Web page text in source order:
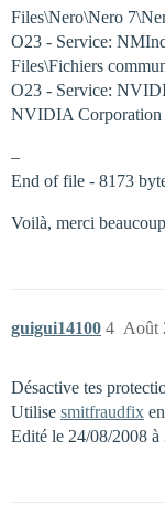
Files\Nero\Nero
O23 - Service:
Files\Fichiers
O23 - Service:
NVIDIA Corporation
–
End of file - 8173
Voilà, merci beaucoup
guigui14100 Août
4
Désactive tes
Utilise smitfraudfix
Edité le 24/08/2008 à